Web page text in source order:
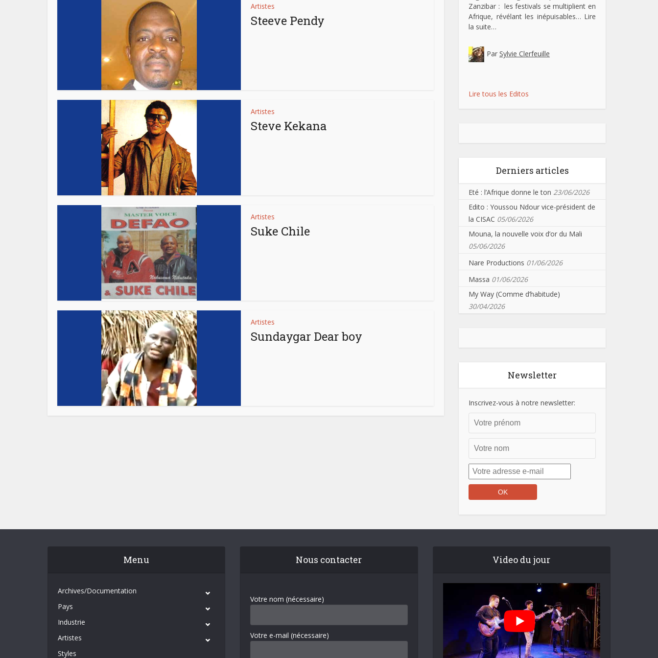
Artistes
Steeve Pendy
Artistes
Steve Kekana
Artistes
Suke Chile
Artistes
Sundaygar Dear boy
Zanzibar : les festivals se multiplient en
Afrique, révélant les inépuisables… Lire
la suite…
Par Sylvie Clerfeuille
Lire tous les Editos
Derniers articles
Eté : l’Afrique donne le ton 23/06/2026
Edito : Youssou Ndour vice-président de
la CISAC 05/06/2026
Mouna, la nouvelle voix d’or du Mali
05/06/2026
Nare Productions 01/06/2026
Massa 01/06/2026
My Way (Comme d’habitude)
30/04/2026
Newsletter
Inscrivez-vous à notre newsletter:
Menu
Archives/Documentation
Pays
Industrie
Artistes
Styles
Nous contacter
Votre nom (nécessaire)
Votre e-mail (nécessaire)
Video du jour